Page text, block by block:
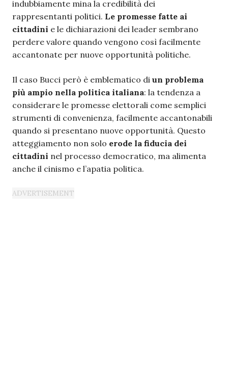
indubbiamente mina la credibilità dei
rappresentanti politici. Le promesse fatte ai
cittadini e le dichiarazioni dei leader sembrano
perdere valore quando vengono così facilmente
accantonate per nuove opportunità politiche.
Il caso Bucci però è emblematico di un problema
più ampio nella politica italiana: la tendenza a
considerare le promesse elettorali come semplici
strumenti di convenienza, facilmente accantonabili
quando si presentano nuove opportunità. Questo
atteggiamento non solo erode la fiducia dei
cittadini nel processo democratico, ma alimenta
anche il cinismo e l’apatia politica.